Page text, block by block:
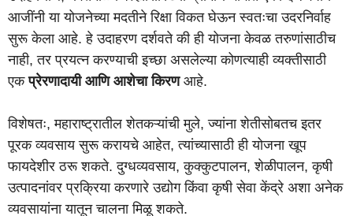
आजींनी या योजनेच्या मदतीने रिक्षा विकत घेऊन स्वतःचा उदरनिर्वाह
सुरू केला आहे. हे उदाहरण दर्शवते की ही योजना केवळ तरुणांसाठीच
नाही, तर प्रयत्न करण्याची इच्छा असलेल्या कोणत्याही व्यक्तीसाठी
एकप्रेरणादायी आणि आशेचा किरणआहे.
विशेषतः, महाराष्ट्रातील शेतकऱ्यांची मुले, ज्यांना शेतीसोबतच इतर
पूरक व्यवसाय सुरू करायचे आहेत, त्यांच्यासाठी ही योजना खूप
फायदेशीर ठरू शकते. दुग्धव्यवसाय, कुक्कुटपालन, शेळीपालन, कृषी
उत्पादनांवर प्रक्रिया करणारे उद्योग किंवा कृषी सेवा केंद्रे अशा अनेक
व्यवसायांना यातून चालना मिळू शकते.